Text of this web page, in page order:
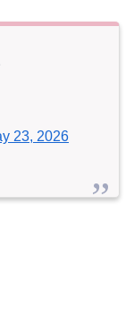
23, 2026